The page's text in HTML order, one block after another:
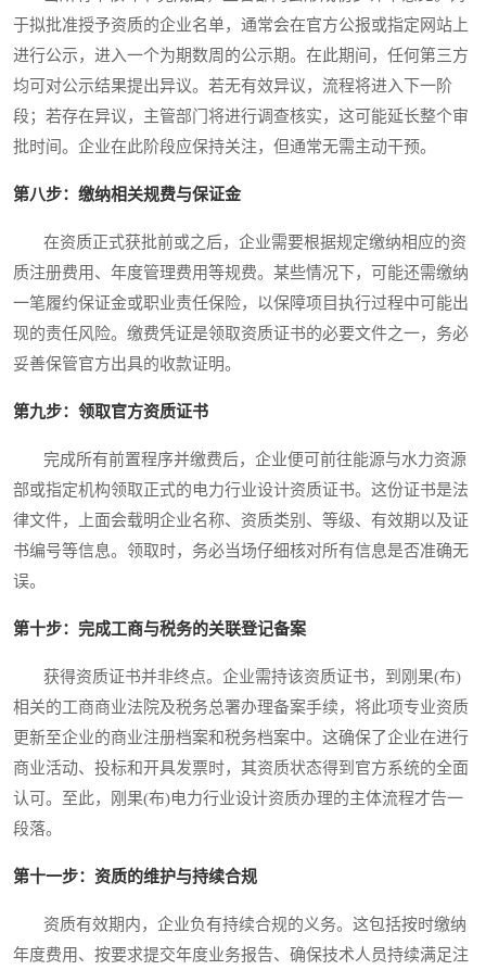
于拟批准授予资质的企业名单，通常会在官方公报或指定网站上
进行公示，进入一个为期数周的公示期。在此期间，任何第三方
均可对公示结果提出异议。若无有效异议，流程将进入下一阶
段；若存在异议，主管部门将进行调查核实，这可能延长整个审
批时间。企业在此阶段应保持关注，但通常无需主动干预。
第八步：缴纳相关规费与保证金
在资质正式获批前或之后，企业需要根据规定缴纳相应的资
质注册费用、年度管理费用等规费。某些情况下，可能还需缴纳
一笔履约保证金或职业责任保险，以保障项目执行过程中可能出
现的责任风险。缴费凭证是领取资质证书的必要文件之一，务必
妥善保管官方出具的收款证明。
第九步：领取官方资质证书
完成所有前置程序并缴费后，企业便可前往能源与水力资源
部或指定机构领取正式的电力行业设计资质证书。这份证书是法
律文件，上面会载明企业名称、资质类别、等级、有效期以及证
书编号等信息。领取时，务必当场仔细核对所有信息是否准确无
误。
第十步：完成工商与税务的关联登记备案
获得资质证书并非终点。企业需持该资质证书，到刚果(布)
相关的工商商业法院及税务总署办理备案手续，将此项专业资质
更新至企业的商业注册档案和税务档案中。这确保了企业在进行
商业活动、投标和开具发票时，其资质状态得到官方系统的全面
认可。至此，刚果(布)电力行业设计资质办理的主体流程才告一
段落。
第十一步：资质的维护与持续合规
资质有效期内，企业负有持续合规的义务。这包括按时缴纳
年度费用、按要求提交年度业务报告、确保技术人员持续满足注